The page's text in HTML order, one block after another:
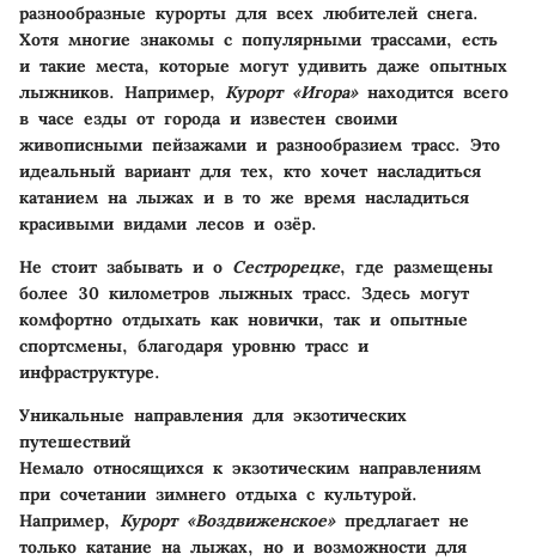
разнообразные курорты для всех любителей снега.
Хотя многие знакомы с популярными трассами, есть
и такие места, которые могут удивить даже опытных
лыжников. Например, Курорт «Игора»находится всего
в часе езды от города и известен своими
живописными пейзажами и разнообразием трасс. Это
идеальный вариант для тех, кто хочет насладиться
катанием на лыжах и в то же время насладиться
красивыми видами лесов и озёр.
Не стоит забывать и о Сестрорецке, где размещены
более 30 километров лыжных трасс. Здесь могут
комфортно отдыхать как новички, так и опытные
спортсмены, благодаря уровню трасс и
инфраструктуре.
Уникальные направления для экзотических
путешествий
Немало относящихся к экзотическим направлениям
при сочетании зимнего отдыха с культурой.
Например, Курорт «Воздвиженское»предлагает не
только катание на лыжах, но и возможности для